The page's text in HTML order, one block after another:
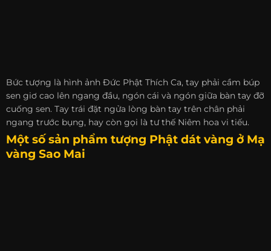
Bức tượng là hình ảnh Đức Phật Thích Ca, tay phải cầm búp
sen giơ cao lên ngang đầu, ngón cái và ngón giữa bàn tay đỡ
cuống sen. Tay trái đặt ngửa lòng bàn tay trên chân phải
ngang trước bụng, hay còn gọi là tư thế Niêm hoa vi tiếu.
Một số sản phẩm tượng Phật dát vàng ở Mạ
vàng Sao Mai